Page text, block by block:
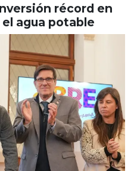
récord en
agua potable